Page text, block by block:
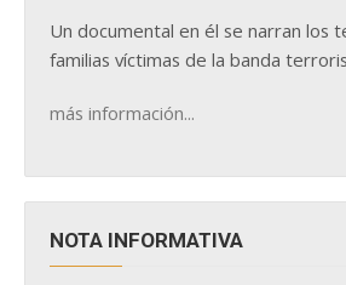
Un documental en él se narran los
familias víctimas de la banda
más información...
NOTA INFORMATIVA